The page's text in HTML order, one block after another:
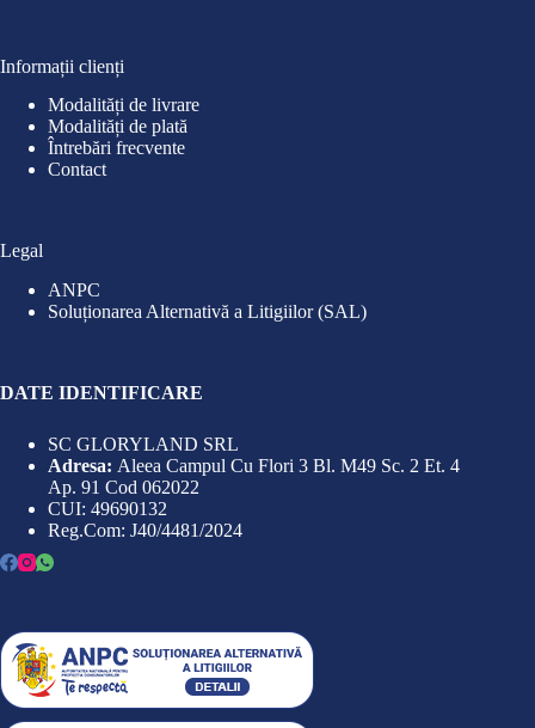
Informații clienți
Modalități de livrare
Modalități de plată
Întrebări frecvente
Contact
Legal
ANPC
Soluționarea Alternativă a Litigiilor (SAL)
DATE IDENTIFICARE
SC GLORYLAND SRL
Adresa: Aleea Campul Cu Flori 3 Bl. M49 Sc. 2 Et. 4
Ap. 91 Cod 062022
CUI: 49690132
Reg.Com: J40/4481/2024